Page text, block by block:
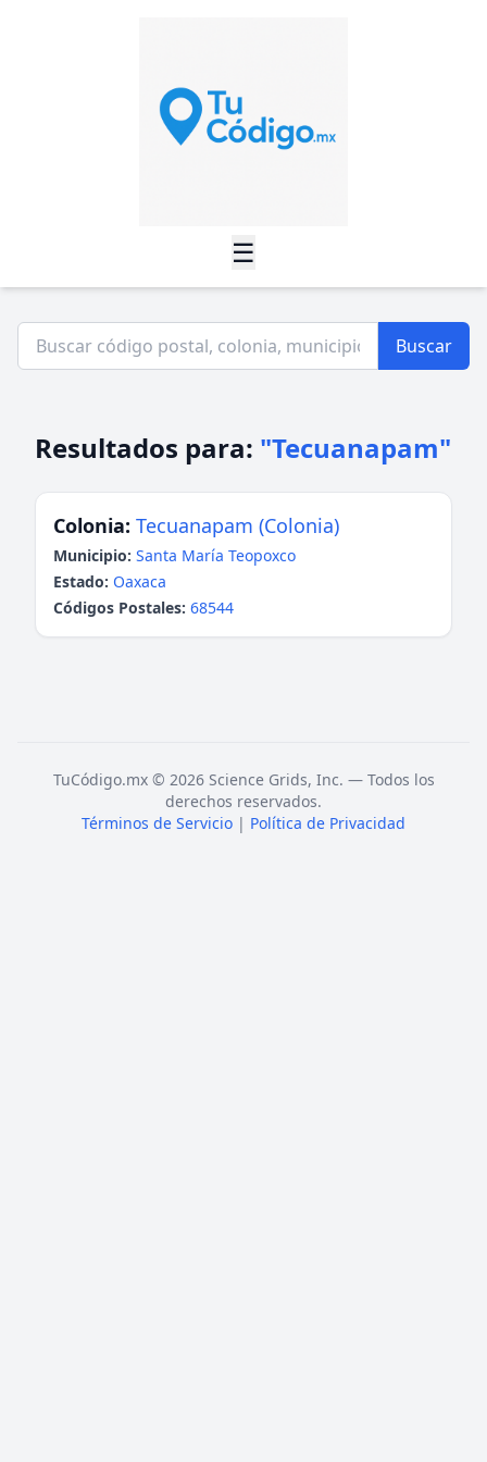
☰
Buscar
Resultados para: "Tecuanapam"
Colonia: Tecuanapam (Colonia)
Municipio: Santa María Teopoxco
Estado: Oaxaca
Códigos Postales: 68544
TuCódigo.mx © 2026 Science Grids, Inc. — Todos los
derechos reservados.
Términos de Servicio | Política de Privacidad